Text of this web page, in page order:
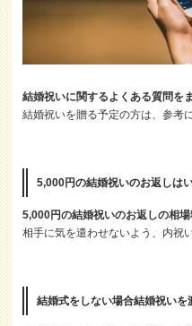
結婚祝いに関するよくある質問を
結婚祝いを贈る予定の方は、参考
5,000円の結婚祝いのお返しは
5,000円の結婚祝いのお返しの相
相手に気を遣わせないよう、内祝
結婚式をしない場合結婚祝いを